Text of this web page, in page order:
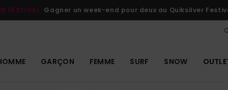
FESTIVAL Gagner un week-end pour deux au Quiksilver
GARÇON FEMME SURF SNOW